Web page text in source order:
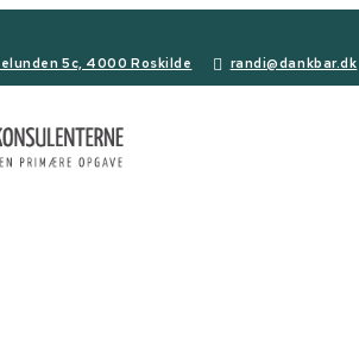
5c, 4000 Roskilde randi@dankbar.dk